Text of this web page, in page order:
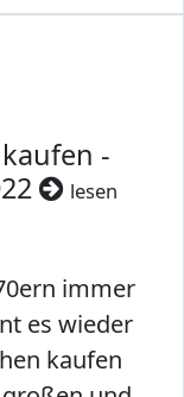
-
lesen
immer
es wieder
kaufen